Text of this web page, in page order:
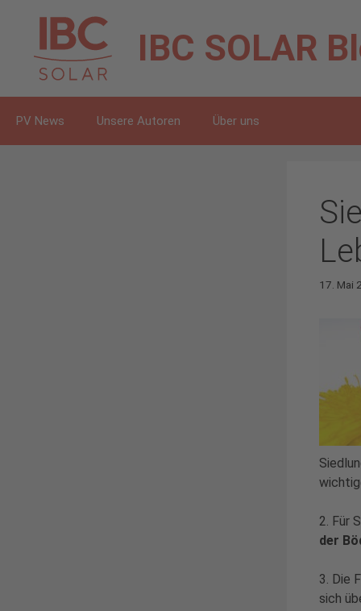
springen
IBC SOLAR
PV News Unsere Autoren Über uns
17. Mai
2. Für
der
3. Die
sich